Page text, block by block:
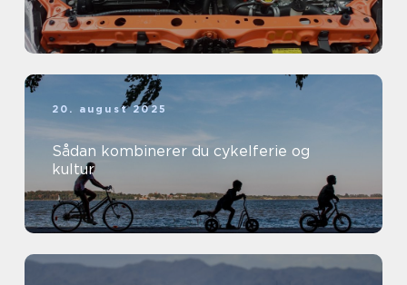
20. august 2025
Sådan kombinerer du cykelferie og
kultur